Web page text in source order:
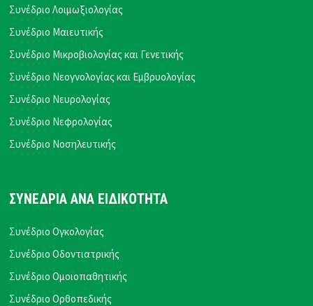
Συνέδριο Λοιμωξιολογίας
Συνέδριο Μαιευτικής
Συνέδριο Μικροβιολογίας και Γενετικής
Συνέδριο Νεογνολογίας και Εμβρυολογίας
Συνέδριο Νευρολογίας
Συνέδριο Νεφρολογίας
Συνέδριο Νοσηλευτικής
ΣΥΝΕΔΡΙΑ ΑΝΑ ΕΙΔΙΚΟΤΗΤΑ
Συνέδριο Ογκολογίας
Συνέδριο Οδοντιατρικής
Συνέδριο Ομοιοπαθητικής
Συνέδριο Ορθοπεδικής